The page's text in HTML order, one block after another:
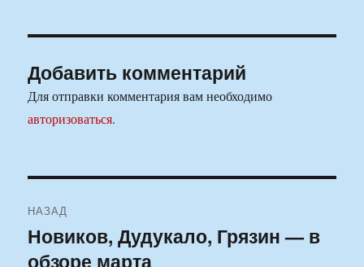
Добавить комментарий
Для отправки комментария вам необходимо
авторизоваться.
по
НАЗАД
Предыдущая
запись:
Новиков, Дудукало, Грязин — в
обзоре марта